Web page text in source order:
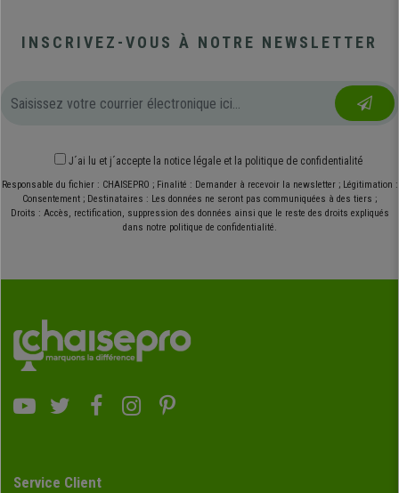
INSCRIVEZ-VOUS À NOTRE NEWSLETTER
J´ai lu et j´accepte la notice légale et la politique de confidentialité
Responsable du fichier : CHAISEPRO ; Finalité : Demander à recevoir la newsletter ; Légitimation :
Consentement ; Destinataires : Les données ne seront pas communiquées à des tiers ;
Droits : Accès, rectification, suppression des données ainsi que le reste des droits expliqués
dans notre politique de confidentialité.
Service Client